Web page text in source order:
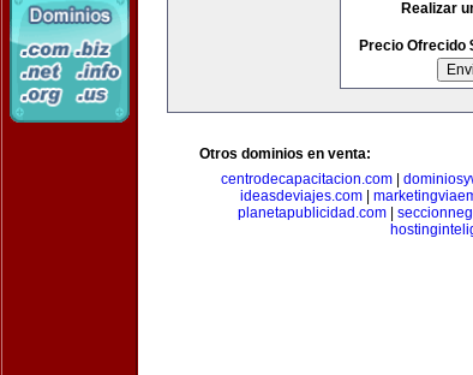
Realizar
Precio Ofrecido
Otros dominios en venta:
centrodecapacitacion.com
ideasdeviajes.com|
planetapublicidad.com|